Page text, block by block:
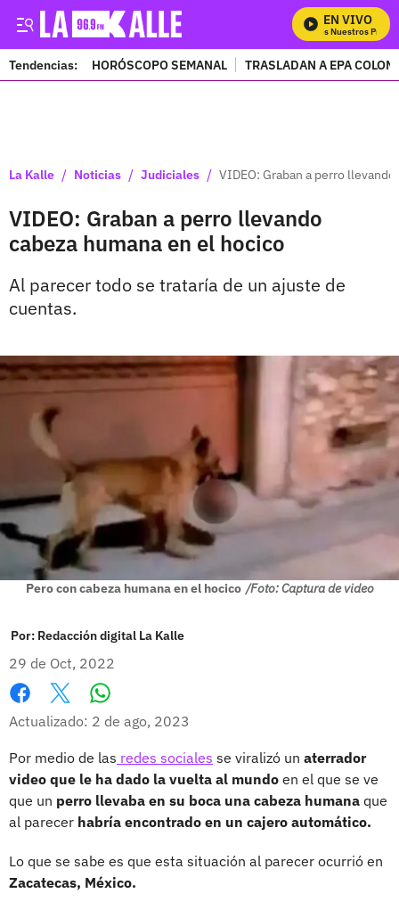
EN VIVO
Mira Todos Nuestros
Tendencias: HORÓSCOPO SEMANAL TRASLADAN A EPA
La Kalle / Noticias / Judiciales / VIDEO: Graban a perro
VIDEO: Graban a perro llevando
cabeza humana en el hocico
Al parecer todo se trataría de un ajuste de
cuentas.
Pero con cabeza humana en el hocico /Foto: Captura de video
Por: Redacción digital La Kalle
29 de Oct, 2022
Facebook
X
Actualizado: 2 de ago, 2023
Por medio de las redes sociales se viralizó un aterrador
video que le ha dado la vuelta al mundo en el que se ve
que un perro llevaba en su boca una cabeza humana que
al parecer habría encontrado en un cajero automático.
Lo que se sabe es que esta situación al parecer ocurrió en
Zacatecas, México.